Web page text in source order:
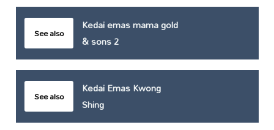
See also
Kedai emas mama gold
& sons 2
See also
Kedai Emas Kwong
Shing